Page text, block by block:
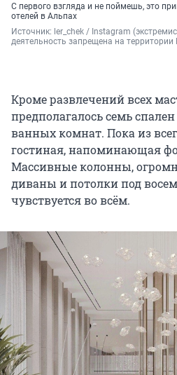
С первого взгляда и не поймешь, это
отелей в Альпах
Источник: ler_chek / Instagram
деятельность запрещена на
Кроме развлечений всех
предполагалось семь
ванных комнат. Пока из
гостиная, напоминающая
Массивные колонны,
диваны и потолки под
чувствуется во всём.